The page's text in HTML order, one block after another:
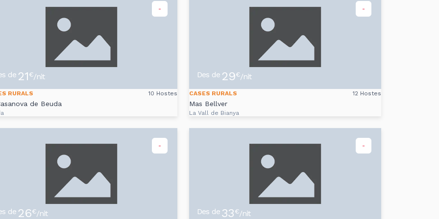
-
de 21€/nit
RURALS 10 Hostes
de Beuda
-
Des de 29€/nit
CASES RURALS 12 Hostes
Mas Bellver
La Vall de Bianya
-
de 26€/nit
-
Des de 33€/nit